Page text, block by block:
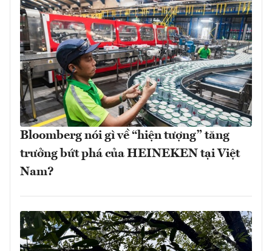
Bloomberg nói gì về “hiện tượng” tăng
trưởng bứt phá của HEINEKEN tại Việt
Nam?